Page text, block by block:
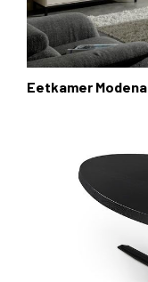
Eetkamer Modena